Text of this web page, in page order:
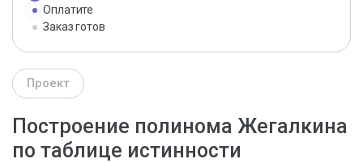
Оплатите
Заказ готов
Проект
Построение полинома Жегалкина
по таблице истинности